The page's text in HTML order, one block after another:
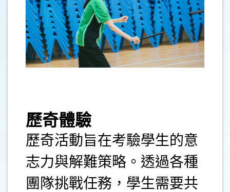
歷奇體驗
歷奇活動旨在考驗學生的意
志力與解難策略。透過各種
團隊挑戰任務，學生需要共